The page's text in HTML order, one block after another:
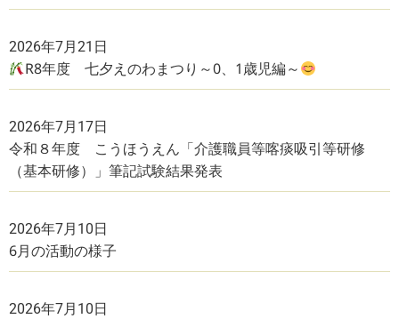
2026年7月21日
R8年度 七夕えのわまつり～0、1歳児編～
2026年7月17日
令和８年度 こうほうえん「介護職員等喀痰吸引等研修
（基本研修）」筆記試験結果発表
2026年7月10日
6月の活動の様子
2026年7月10日